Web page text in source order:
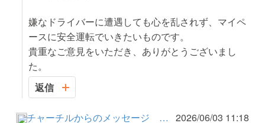
嫌なドライバーに遭遇しても心を乱されず、マイペ
ースに安全運転でいきたいものです。
貴重なご意見をいただき、ありがとうございまし
た。
返信
チャーチルからのメッセージ 変化の時代を生きる 2026/06/03 11:18